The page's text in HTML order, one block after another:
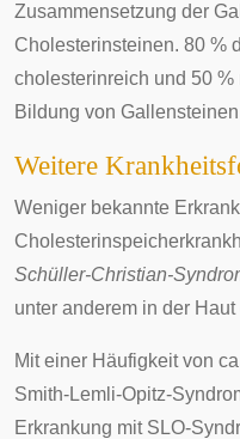
Zusammensetzung der
Cholesterinsteinen. 80 %
cholesterinreich und 50
Bildung von
Weitere
Weniger bekannte
Schüller-Christian-
unter anderem in der
Mit einer Häufigkeit von
Smith-Lemli-Opitz-
Erkrankung mit SLO-